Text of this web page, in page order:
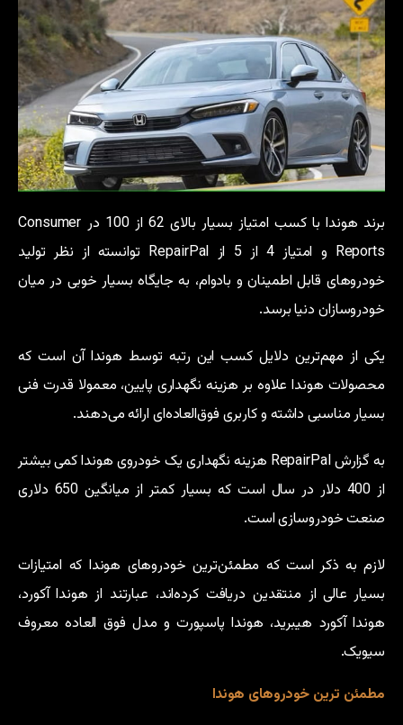
برند هوندا با کسب امتیاز بسیار بالای 62 از 100 در Consumer
Reports و امتیاز 4 از 5 از RepairPal توانسته از نظر تولید
خودروهای قابل اطمینان و بادوام، به جایگاه بسیار خوبی در میان
خودروسازان دنیا برسد.
یکی از مهم‌ترین دلایل کسب این رتبه توسط هوندا آن است که
محصولات هوندا علاوه بر هزینه نگهداری پایین، معمولا قدرت فنی
بسیار مناسبی داشته و کاربری فوق‌العاده‌ای ارائه می‌دهند.
به گزارش RepairPal هزینه نگهداری یک خودروی هوندا کمی بیشتر
از 400 دلار در سال است که بسیار کمتر از میانگین 650 دلاری
صنعت خودروسازی است.
لازم به ذکر است که مطمئن‌ترین خودروهای هوندا که امتیازات
بسیار عالی از منتقدین دریافت کرده‌اند، عبارتند از هوندا آکورد،
هوندا آکورد هیبرید، هوندا پاسپورت و مدل فوق العاده معروف
سیویک.
مطمئن ترین خودروهای هوندا